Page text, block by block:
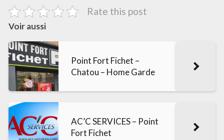
Rate this post
Voir aussi
Point Fort Fichet –
Chatou – Home Garde
AC’C SERVICES – Point
Fort Fichet